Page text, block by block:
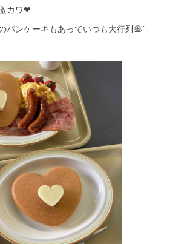
カワ❤︎
パンケーキもあっていつも大行列🥞´-